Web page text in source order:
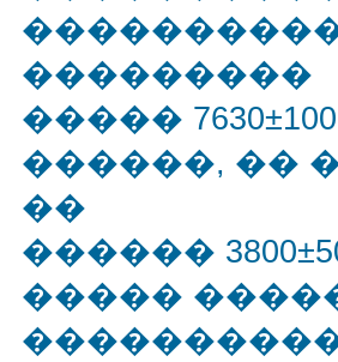
���������
�����
������, ��
��
������
�����